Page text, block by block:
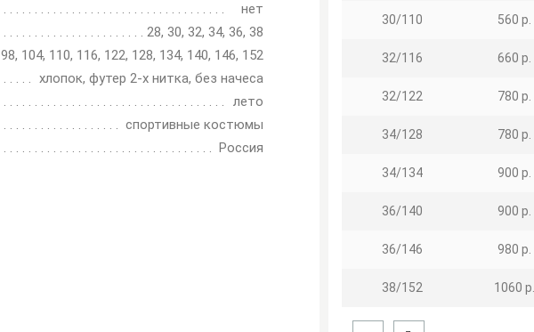
нет
28, 30, 32, 34, 36, 38
98, 104, 110, 116, 122, 128, 134, 140, 146, 152
хлопок, футер 2-х нитка, без начеса
лето
спортивные костюмы
Россия
30/110 560 р.
32/116 660 р.
32/122 780 р.
34/128 780 р.
34/134 900 р.
36/140 900 р.
36/146 980 р.
38/152 1060 р.